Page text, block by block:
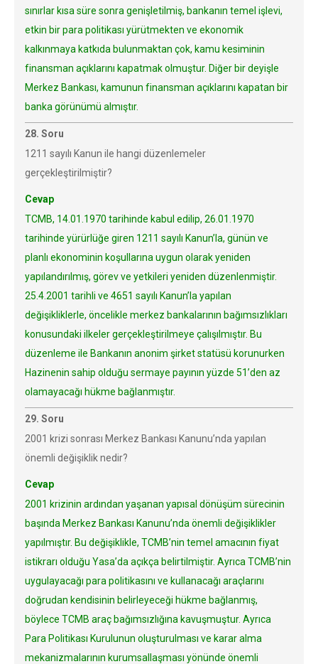
sınırlar kısa süre sonra genişletilmiş, bankanın temel işlevi,
etkin bir para politikası yürütmekten ve ekonomik
kalkınmaya katkıda bulunmaktan çok, kamu kesiminin
finansman açıklarını kapatmak olmuştur. Diğer bir deyişle
Merkez Bankası, kamunun finansman açıklarını kapatan bir
banka görünümü almıştır.
28. Soru
1211 sayılı Kanun ile hangi düzenlemeler
gerçekleştirilmiştir?
Cevap
TCMB, 14.01.1970 tarihinde kabul edilip, 26.01.1970
tarihinde yürürlüğe giren 1211 sayılı Kanun’la, günün ve
planlı ekonominin koşullarına uygun olarak yeniden
yapılandırılmış, görev ve yetkileri yeniden düzenlenmiştir.
25.4.2001 tarihli ve 4651 sayılı Kanun’la yapılan
değişikliklerle, öncelikle merkez bankalarının bağımsızlıkları
konusundaki ilkeler gerçekleştirilmeye çalışılmıştır. Bu
düzenleme ile Bankanın anonim şirket statüsü korunurken
Hazinenin sahip olduğu sermaye payının yüzde 51’den az
olamayacağı hükme bağlanmıştır.
29. Soru
2001 krizi sonrası Merkez Bankası Kanunu’nda yapılan
önemli değişiklik nedir?
Cevap
2001 krizinin ardından yaşanan yapısal dönüşüm sürecinin
başında Merkez Bankası Kanunu’nda önemli değişiklikler
yapılmıştır. Bu değişiklikle, TCMB’nin temel amacının fiyat
istikrarı olduğu Yasa’da açıkça belirtilmiştir. Ayrıca TCMB’nin
uygulayacağı para politikasını ve kullanacağı araçlarını
doğrudan kendisinin belirleyeceği hükme bağlanmış,
böylece TCMB araç bağımsızlığına kavuşmuştur. Ayrıca
Para Politikası Kurulunun oluşturulması ve karar alma
mekanizmalarının kurumsallaşması yönünde önemli